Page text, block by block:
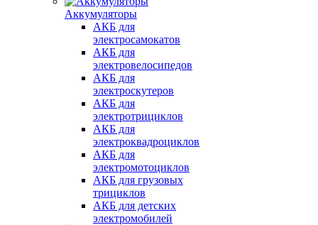
Аккумуляторы
АКБ для
электросамокатов
АКБ для
электровелосипедов
АКБ для
электроскутеров
АКБ для
электротрициклов
АКБ для
электроквадроциклов
АКБ для
электромотоциклов
АКБ для грузовых
трициклов
АКБ для детских
электромобилей